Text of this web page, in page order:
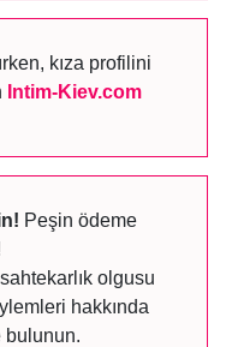
kıza profilini
Intim-Kiev.com
Peşin ödeme
olgusu
hakkında
bulunun.